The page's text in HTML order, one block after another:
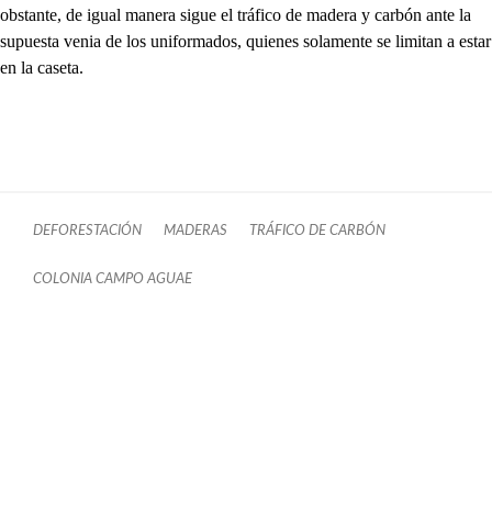
obstante, de igual manera sigue el tráfico de madera y carbón ante la
supuesta venia de los uniformados, quienes solamente se limitan a estar
en la caseta.
DEFORESTACIÓN MADERAS TRÁFICO DE CARBÓN
COLONIA CAMPO AGUAE